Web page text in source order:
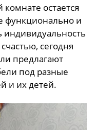
остается
функционально и
индивидуальность
сегодня
предлагают
под разные
и их детей.